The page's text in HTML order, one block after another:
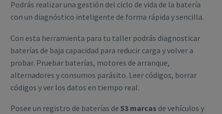
Podrás realizar una gestión del ciclo de vida de la batería
con un diagnóstico inteligente de forma rápida y sencilla.
Con esta herramienta para tu taller podrás diagnosticar
baterías de baja capacidad para reducir carga y volver a
probar. Pruebar baterías, motores de arranque,
alternadores y consumos parásito. Leer códigos, borrar
códigos y ver los datos en tiempo real.
Posee un registro de baterías de 53 marcas de vehículos y